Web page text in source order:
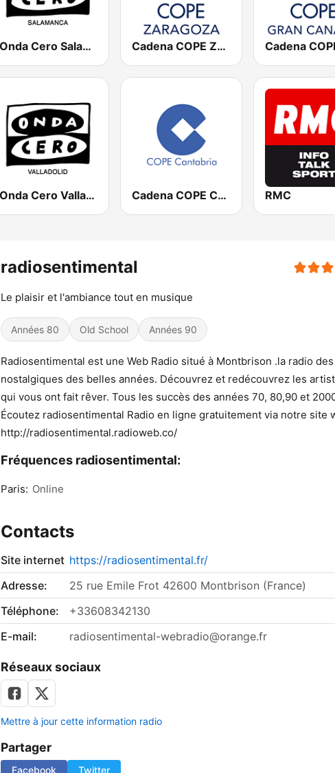
Onda Cero Salamanca Cadena COPE Zaragoza
Onda Cero Valladolid Cadena COPE Cantabria RMC
radiosentimental
Le plaisir et l'ambiance tout en musique
Années 80 Old School Années 90
Radiosentimental est une Web Radio situé à Montbrison .la radio des
nostalgiques des belles années. Découvrez et redécouvrez les
qui vous ont fait rêver. Tous les succès des années 70, 80,90 et
Écoutez radiosentimental Radio en ligne gratuitement via notre site
http://radiosentimental.radioweb.co/
Fréquences radiosentimental:
Paris: Online
Contacts
Site internet https://radiosentimental.fr/
Adresse:
25 rue Emile Frot 42600 Montbrison (France)
Téléphone:
+33608342130
E-mail:
radiosentimental-webradio@orange.fr
Réseaux sociaux
Mettre à jour cette information radio
Partager
Facebook Twitter